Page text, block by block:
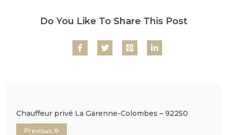
Do You Like To Share This Post
Chauffeur privé La Garenne-Colombes – 92250
Previous